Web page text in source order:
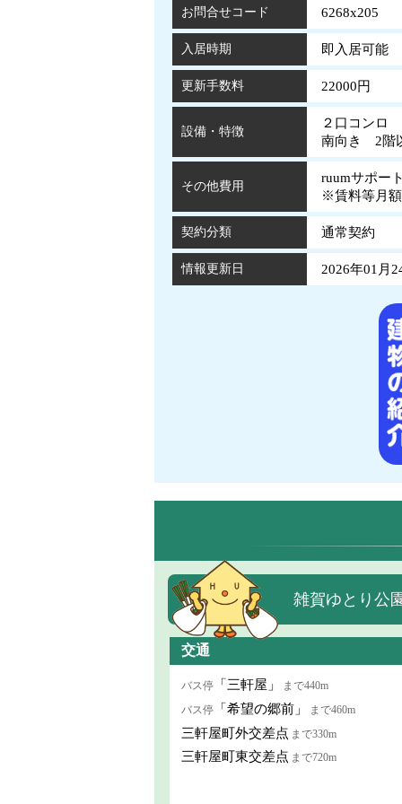
お問合せコード 6268x205
入居時期 即入居可能
更新手数料 22000円
設備・特徴
２口コン
南向き 2階
その他費用
ruumサポー
※賃料等月
契約分類 通常契約
情報更新日 2026年01月
雑賀ゆとり公
交通
バス停 「三軒屋」
まで440m
バス停 「希望の郷前」 まで460m
三軒屋町外交差点 まで330m
三軒屋町東交差点 まで720m